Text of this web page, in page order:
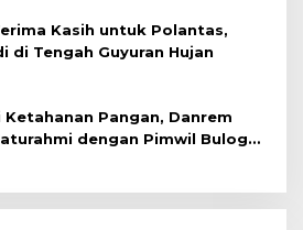
Kasih untuk Polantas,
di Tengah Guyuran Hujan
Pangan, Danrem
dengan Pimwil Bulog